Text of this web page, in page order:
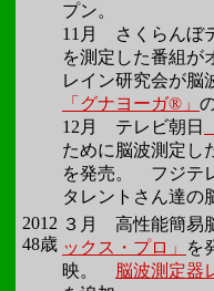
プン。
11月 さくらんぼ
を測定した番組
レイン研究会が脳
「グナヨーガ®」
12月 テレビ朝日
ために脳波測定
を発売。 フジテ
タレントさん達の
2012
48歳
３月 高性能簡易
ックス・プロ」
を
映。
脳波測定器